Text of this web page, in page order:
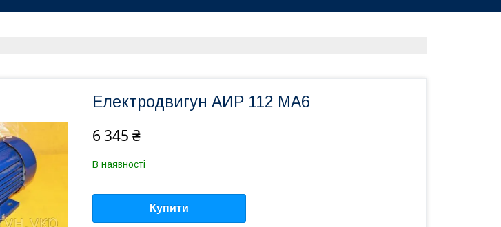
Електродвигун АИР 112 MA6
6 345 ₴
В наявності
Купити